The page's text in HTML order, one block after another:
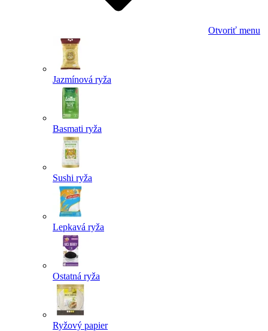
Otvoriť menu
Jazmínová ryža
Basmati ryža
Sushi ryža
Lepkavá ryža
Ostatná ryža
Ryžový papier